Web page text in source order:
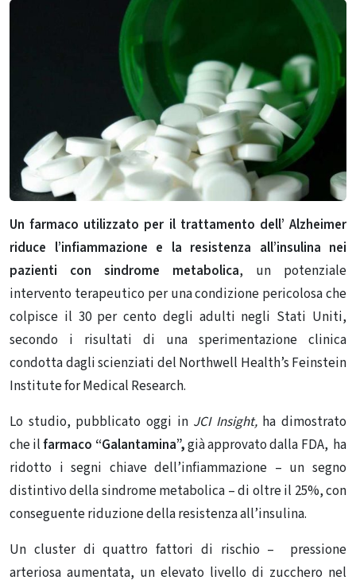
Un farmaco utilizzato per il trattamento dell’ Alzheimer
riduce l’infiammazione e la resistenza all’insulina nei
pazienti con sindrome metabolica, un potenziale
intervento terapeutico per una condizione pericolosa che
colpisce il 30 per cento degli adulti negli Stati Uniti,
secondo i risultati di una sperimentazione clinica
condotta dagli scienziati del Northwell Health’s Feinstein
Institute for Medical Research.
Lo studio, pubblicato oggi in JCI Insight, ha dimostrato
che ilfarmaco “Galantamina”,già approvato dalla FDA, ha
ridotto i segni chiave dell’infiammazione – un segno
distintivo della sindrome metabolica – di oltre il 25%, con
conseguente riduzione della resistenza all’insulina.
Un cluster di quattro fattori di rischio – pressione
arteriosa aumentata, un elevato livello di zucchero nel